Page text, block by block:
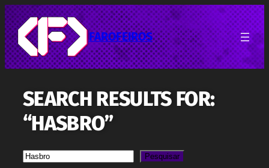
Pular
para
o
conteúdo
FAROFEIROS
SEARCH RESULTS FOR:
“HASBRO”
Pesquisa Pesquisar